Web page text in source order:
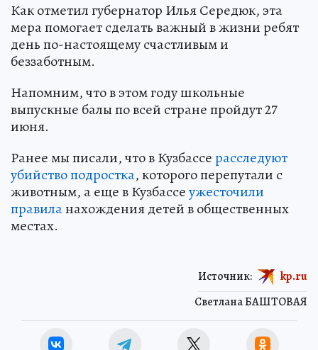
Как отметил губернатор Илья Середюк, эта
мера помогает сделать важный в жизни ребят
день по-настоящему счастливым и
беззаботным.
Напомним, что в этом году школьные
выпускные балы по всей стране пройдут 27
июня.
Ранее мы писали, что в Кузбассерасследуют
убийство подростка, которого перепутали с
животным, а еще в Кузбассеужесточили
правиланахождения детей в общественных
местах.
Светлана БАШТОВАЯ
Источник: kp.ru